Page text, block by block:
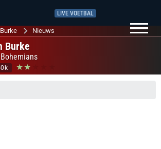
LIVE VOETBAL
Nieuws
Burke
Bohemians